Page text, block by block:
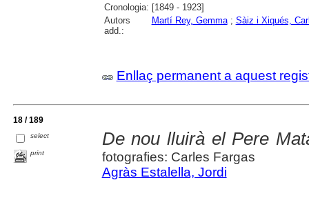
Cronologia: [1849 - 1923]
Autors
add.:
Martí Rey, Gemma; Sàiz i Xiqués,
Enllaç permanent a aquest
18 / 189
select
print
De nou lluirà el Pere
fotografies: Carles Fargas
Agràs Estalella, Jordi